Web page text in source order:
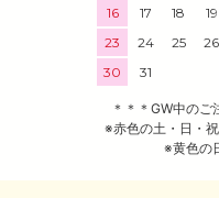
16
17 18 19
23
24 25 26
30
31
＊＊＊GW中の
※赤色の土・日・
※黄色の